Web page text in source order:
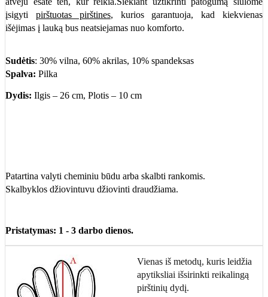
įsigyti pirštuotas pirštines, kurios garantuoja, kad kiekvienas
išėjimas į lauką bus neatsiejamas nuo komforto.
Sudėtis: 30% vilna, 60% akrilas, 10% spandeksas
Spalva: Pilka
Dydis: Ilgis – 26 cm, Plotis – 10 cm
Patartina valyti cheminiu būdu arba skalbti rankomis.
Skalbyklos džiovintuvu džiovinti draudžiama.
Pristatymas: 1 - 3 darbo dienos.
Vienas iš metodų, kuris leidžia
apytiksliai išsirinkti reikalingą
pirštinių dydį.